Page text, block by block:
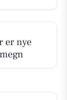
er nye